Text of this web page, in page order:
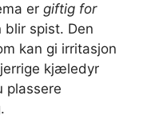
er giftig for
spist. Den
kan gi irritasjon
kjæledyr
plassere